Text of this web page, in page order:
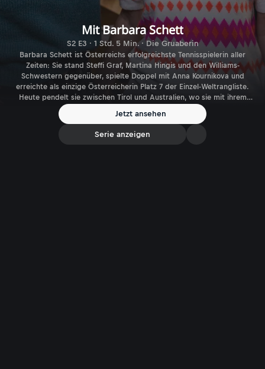
Mit Barbara Schett
S2 E3 · 1 Std. 5 Min. · Die Gruaberin
Barbara Schett ist Österreichs erfolgreichste Tennisspielerin aller
Zeiten: Sie stand Steffi Graf, Martina Hingis und den Williams-
Schwestern gegenüber, spielte Doppel mit Anna Kournikova und
erreichte als einzige Österreicherin Platz 7 der Einzel-Weltrangliste.
Heute pendelt sie zwischen Tirol und Australien, wo sie mit ihrem
Mann, Ex-Tennisprofi Joshua Eagle, und dem gemeinsamen Sohn lebt.
Im Gespräch blickt sie offen auf ihre Karriere, ihr Privatleben und ihren
Job als Tennis-Expertin.
Jetzt ansehen
Serie anzeigen